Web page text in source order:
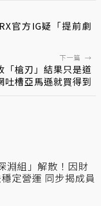
官方IG疑「提前劇
下一篇 →
「槍刃」結果只是道
吐槽亞馬遜就買得到
淵組」解散！因財
定營運 同步揭成員